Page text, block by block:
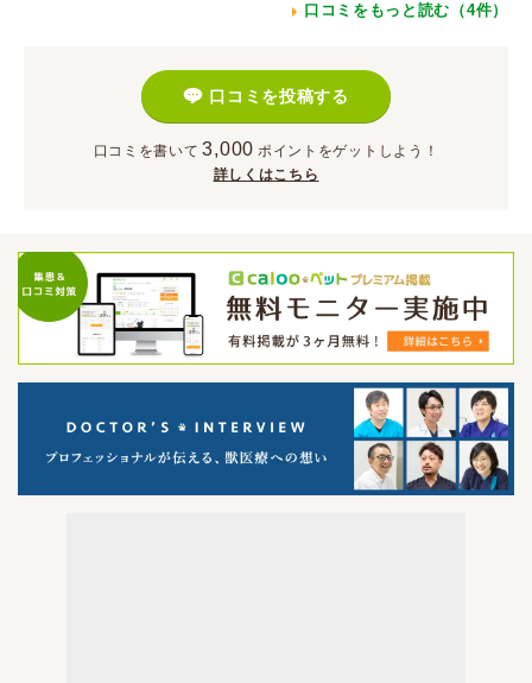
口コミをもっと読む（4件）
口コミを投稿する
口コミを書いて 3,000 ポイント をゲットしよう！
詳しくはこちら